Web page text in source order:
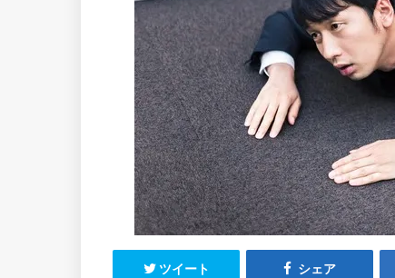
ツイート シェア